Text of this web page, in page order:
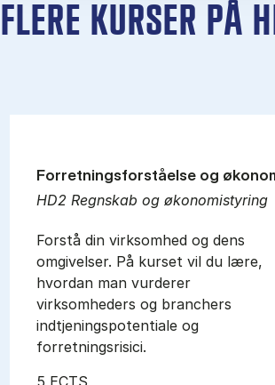
FLERE KURSER PÅ
HD2 Regnskab og økonomistyring
Forretningsforståelse og
Forstå din virksomhed og dens
omgivelser. På kurset vil du lære,
hvordan man vurderer
virksomheders og branchers
indtjeningspotentiale og
forretningsrisici.